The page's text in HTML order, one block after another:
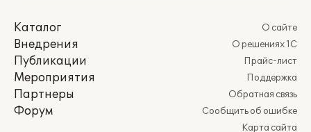
Каталог
Внедрения
Публикации
Мероприятия
Партнеры
Форум
О сайте
О решениях 1С
Прайс-лист
Поддержка
Обратная связь
Сообщить об ошибке
Карта сайта